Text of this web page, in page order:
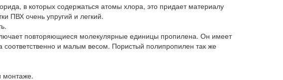
в которых содержаться атомы хлора, это придает материалу
ПВХ очень упругий и легкий.
повторяющиеся молекулярные единицы пропилена. Он имеет
соответственно и малым весом. Пористый полипропилен так же
монтаже.